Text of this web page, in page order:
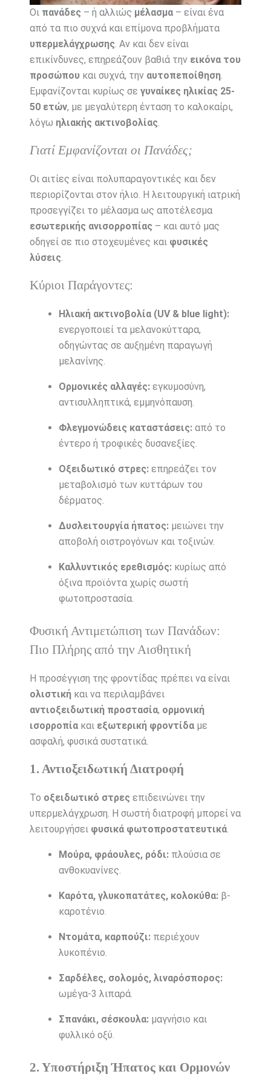
Οι πανάδες – ή αλλιώς μέλασμα– είναι ένα
από τα πιο συχνά και επίμονα προβλήματα
υπερμελάγχρωσης . Αν και δεν είναι
επικίνδυνες, επηρεάζουν βαθιά την εικόνα του
προσώπουκαι συχνά, την αυτοπεποίθηση.
Εμφανίζονται κυρίως σε γυναίκες ηλικίας 25-
50 ετών, με μεγαλύτερη ένταση το καλοκαίρι,
λόγω ηλιακής ακτινοβολίας
Γιατί Εμφανίζονται οι Πανάδες;
Οι αιτίες είναι πολυπαραγοντικές και δεν
περιορίζονται στον ήλιο. Η λειτουργική ιατρική
προσεγγίζει το μέλασμα ως αποτέλεσμα
εσωτερικής ανισορροπίας – και αυτό μας
οδηγεί σε πιο στοχευμένες και φυσικές
λύσεις
Κύριοι Παράγοντες:
Ηλιακή ακτινοβολία (UV & blue light):
ενεργοποιεί τα μελανοκύτταρα,
οδηγώντας σε αυξημένη παραγωγή
μελανίνης.
Ορμονικές αλλαγές:εγκυμοσύνη,
αντισυλληπτικά, εμμηνόπαυση.
Φλεγμονώδεις καταστάσεις:από το
έντερο ή τροφικές δυσανεξίες.
Οξειδωτικό στρες:επηρεάζει τον
μεταβολισμό των κυττάρων του
δέρματος.
Δυσλειτουργία ήπατος:μειώνει την
αποβολή οιστρογόνων και τοξινών.
Καλλυντικός ερεθισμός:κυρίως από
όξινα προϊόντα χωρίς σωστή
φωτοπροστασία.
Φυσική Αντιμετώπιση των Πανάδων:
Πιο Πλήρης από την Αισθητική
Η προσέγγιση της φροντίδας πρέπει να είναι
ολιστικήκαι να περιλαμβάνει
αντιοξειδωτική προστασία, ορμονική
ισορροπίακαι εξωτερική φροντίδαμε
ασφαλή, φυσικά συστατικά.
1. Αντιοξειδωτική Διατροφή
Το οξειδωτικό στρες επιδεινώνει την
υπερμελάγχρωση. Η σωστή διατροφή μπορεί να
λειτουργήσει φυσικά φωτοπροστατευτικά.
Μούρα, φράουλες, ρόδι:πλούσια σε
ανθοκυανίνες.
Καρότα, γλυκοπατάτες, κολοκύθα:β-
καροτένιο.
Ντομάτα, καρπούζι:περιέχουν
λυκοπένιο.
Σαρδέλες, σολομός, λιναρόσπορος:
ωμέγα-3 λιπαρά.
Σπανάκι, σέσκουλα:μαγνήσιο και
φυλλικό οξύ.
2. Υποστήριξη Ήπατος και Ορμονών